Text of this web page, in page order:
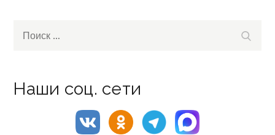
Search
Наши соц. сети